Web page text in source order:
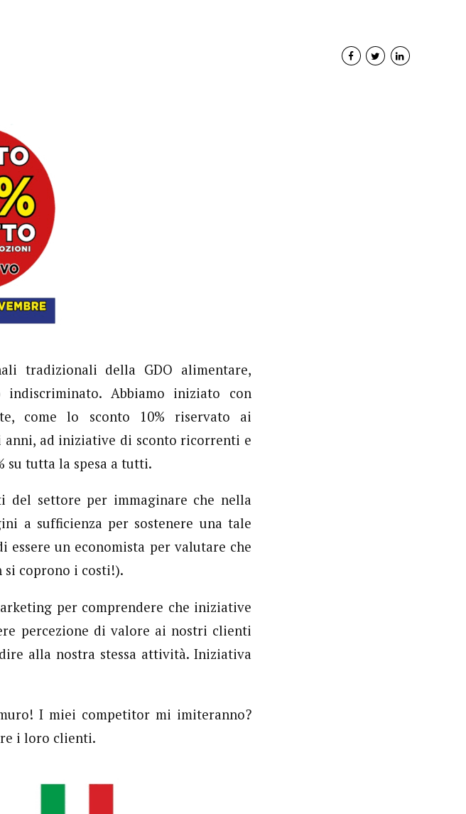
tradizionali della GDO alimentare,
Abbiamo iniziato con
come lo sconto 10% riservato ai
ad iniziative di sconto ricorrenti e
su tutta la spesa a tutti.
del settore per immaginare che nella
a sufficienza per sostenere una tale
essere un economista per valutare che
si coprono i costi!).
per comprendere che iniziative
percezione di valore ai nostri clienti
alla nostra stessa attività. Iniziativa
I miei competitor mi imiteranno?
i loro clienti.